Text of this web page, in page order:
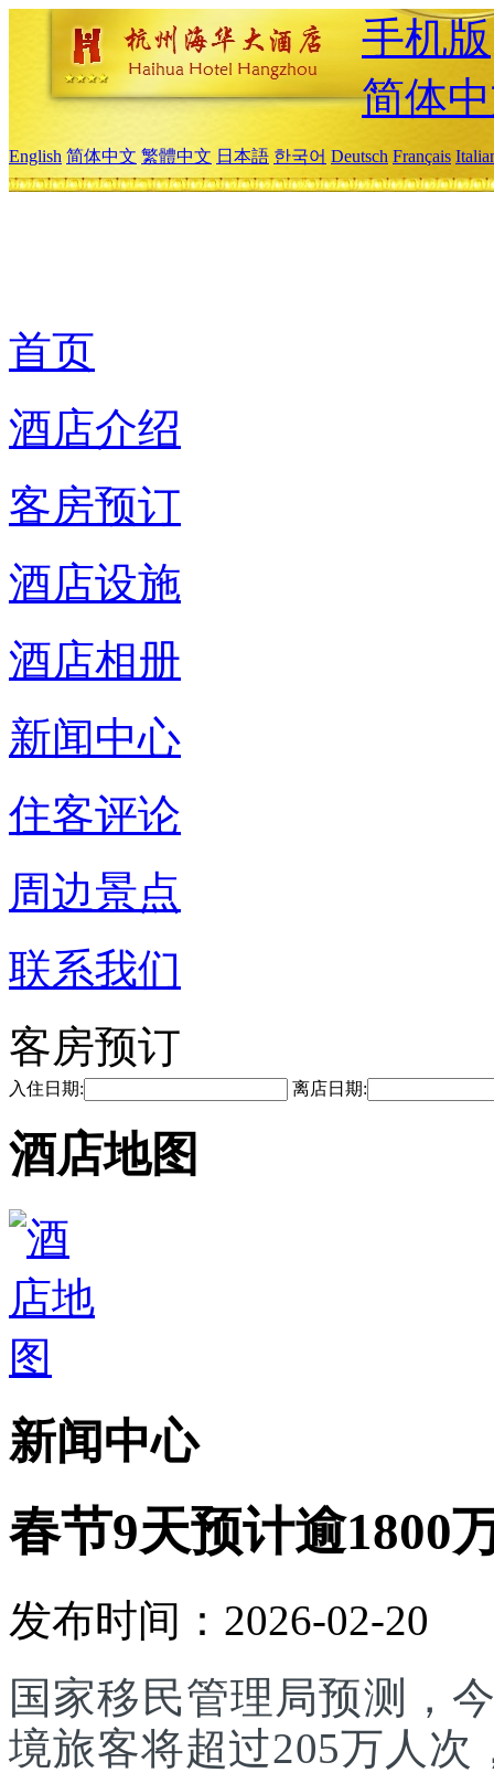
手机版
简体
English 简体中文 繁體中文 日本語 한국어 Deutsch Français
首页
酒店介绍
客房预订
酒店设施
酒店相册
新闻中心
住客评论
周边景点
联系我们
客房预订
入住日期: 离店日期:
酒店地图
新闻中心
春节9天预计逾1800
发布时间：2026-02-20
国家移民管理局预测，
境旅客将超过205万人次